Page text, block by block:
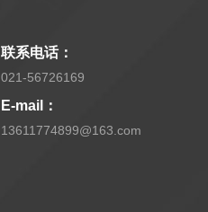
联系电话：
021-56726169
E-mail：
13611774899@163.com